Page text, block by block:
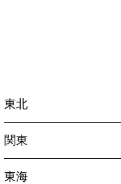
東北
関東
東海